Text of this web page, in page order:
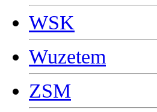
WSK
Wuzetem
ZSM